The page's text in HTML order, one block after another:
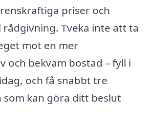
priser och
Tveka inte att ta
mot en mer
och bekväm bostad – fyll i
och få snabbt tre
kan göra ditt beslut